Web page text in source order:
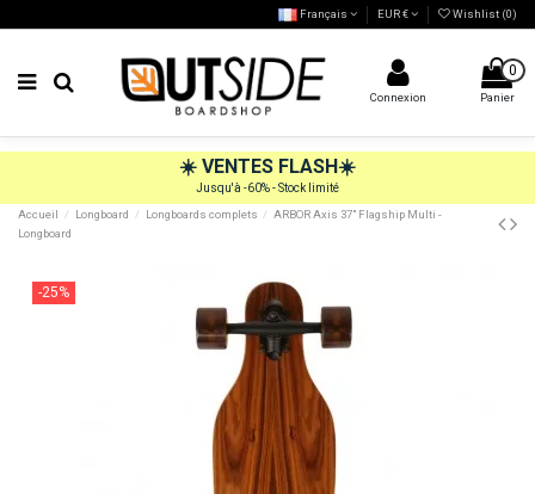
Français EUR € Wishlist (0)
Connexion
0
Panier
☀️ VENTES FLASH☀️
Jusqu'à -60% - Stock limité
Accueil
Longboard Longboards complets
ARBOR Axis 37" Flagship Multi -
Longboard
-25%